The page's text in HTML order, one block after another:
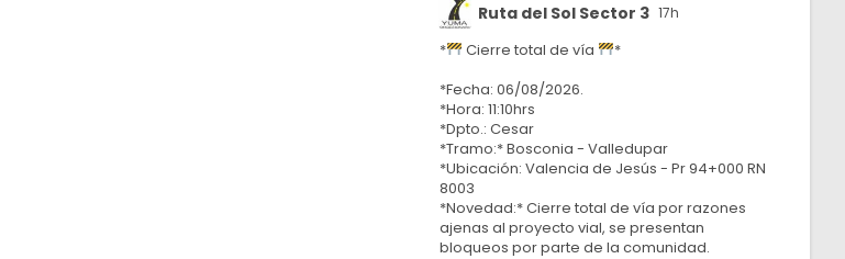
Ruta del Sol Sector 3 17h
* Cierre total de vía
*
*Fecha: 06/08/2026.
*Hora: 11:10hrs
*Dpto.: Cesar
*Tramo:* Bosconia - Valledupar
*Ubicación: Valencia de Jesús - Pr 94+000 RN
8003
*Novedad:* Cierre total de vía por razones
ajenas al proyecto vial, se presentan
bloqueos por parte de la comunidad.